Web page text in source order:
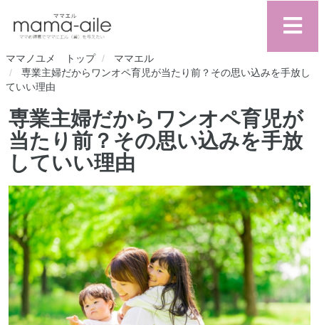
ママノユメ トップ
ママエル
専業主婦だからワンオペ育児が当たり前？その思い込みを手放し
ていい理由
専業主婦だからワンオペ育児が
当たり前？その思い込みを手放
していい理由